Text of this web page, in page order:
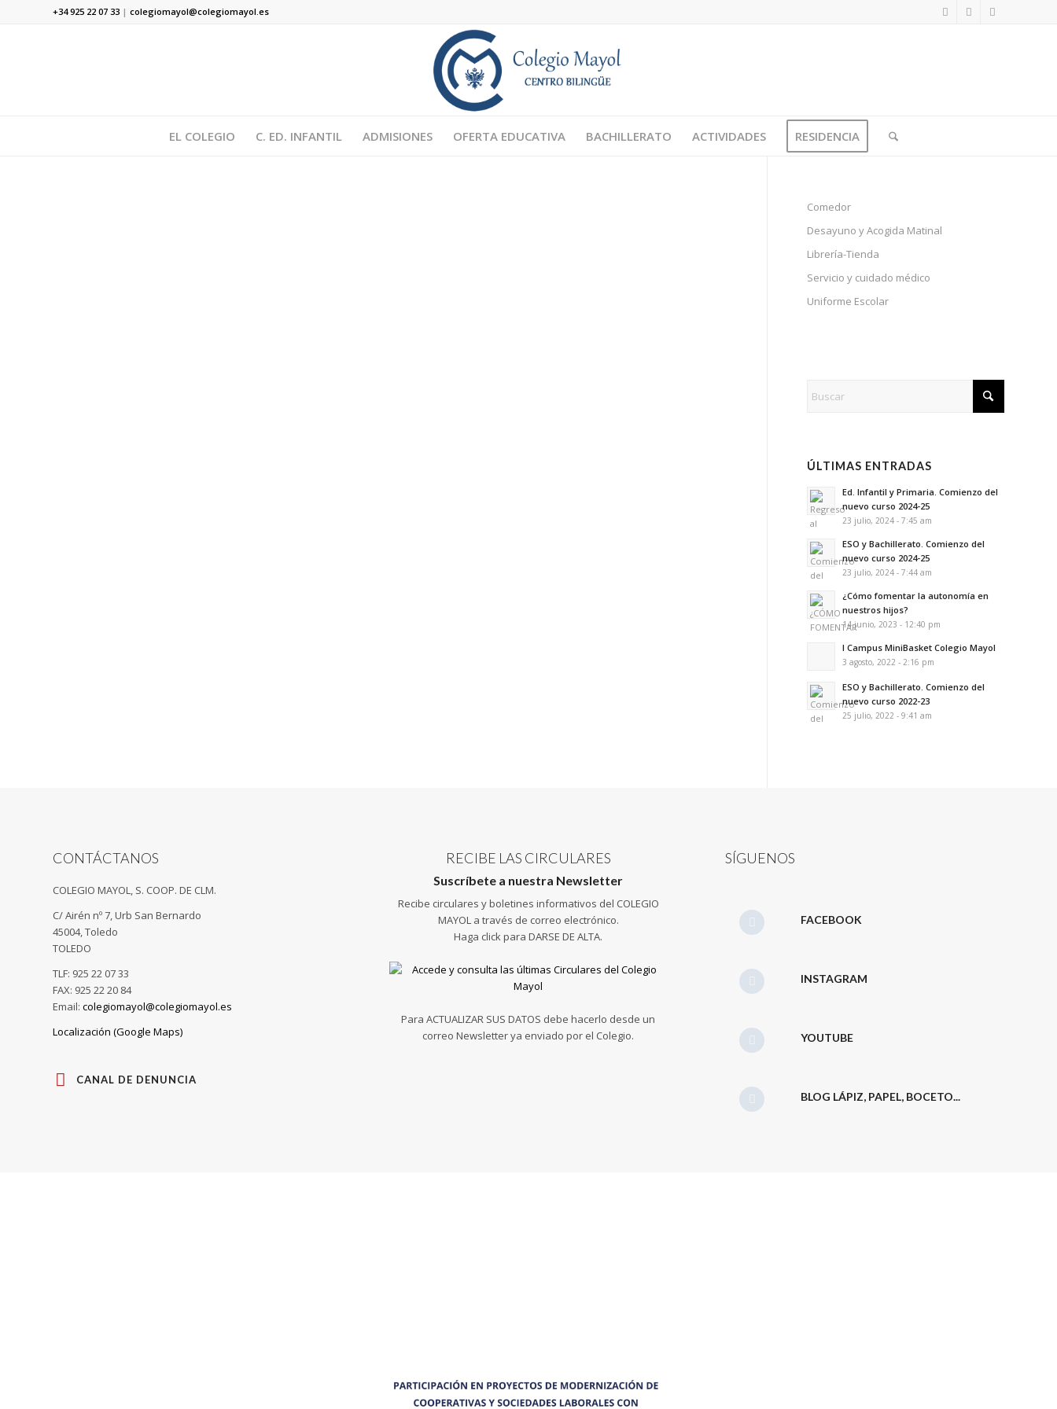
+34 925 22 07 33 | colegiomayol@colegiomayol.es
EL COLEGIO C. ED. INFANTIL ADMISIONES OFERTA EDUCATIVA BACHILLERATO ACTIVIDADES RESIDENCIA
Comedor
Desayuno y Acogida Matinal
Librería-Tienda
Servicio y cuidado médico
Uniforme Escolar
ÚLTIMAS ENTRADAS
Ed. Infantil y Primaria. Comienzo del
nuevo curso 2024-25
23 julio, 2024 - 7:45 am
ESO y Bachillerato. Comienzo del
nuevo curso 2024-25
23 julio, 2024 - 7:44 am
¿Cómo fomentar la autonomía en
nuestros hijos?
14 junio, 2023 - 12:40 pm
I Campus MiniBasket Colegio Mayol
3 agosto, 2022 - 2:16 pm
ESO y Bachillerato. Comienzo del
nuevo curso 2022-23
25 julio, 2022 - 9:41 am
CONTÁCTANOS
COLEGIO MAYOL, S. COOP. DE CLM.
C/ Airén nº 7, Urb San Bernardo
45004, Toledo
TOLEDO
TLF: 925 22 07 33
FAX: 925 22 20 84
Email: colegiomayol@colegiomayol.es
Localización (Google Maps)
CANAL DE DENUNCIA
RECIBE LAS CIRCULARES
Suscríbete a nuestra Newsletter
Recibe circulares y boletines informativos del COLEGIO
MAYOL a través de correo electrónico.
Haga click para DARSE DE ALTA.
Para ACTUALIZAR SUS DATOS debe hacerlo desde un
correo Newsletter ya enviado por el Colegio.
SÍGUENOS
FACEBOOK
INSTAGRAM
YOUTUBE
BLOG LÁPIZ, PAPEL, BOCETO...